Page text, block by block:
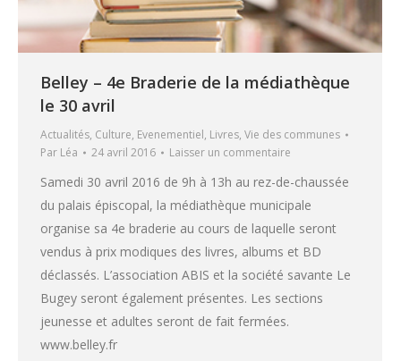
Belley – 4e Braderie de la médiathèque
le 30 avril
Actualités, Culture, Evenementiel, Livres, Vie des communes
Par Léa 24 avril 2016 Laisser un commentaire
Samedi 30 avril 2016 de 9h à 13h au rez-de-chaussée
du palais épiscopal, la médiathèque municipale
organise sa 4e braderie au cours de laquelle seront
vendus à prix modiques des livres, albums et BD
déclassés. L’association ABIS et la société savante Le
Bugey seront également présentes. Les sections
jeunesse et adultes seront de fait fermées.
www.belley.fr